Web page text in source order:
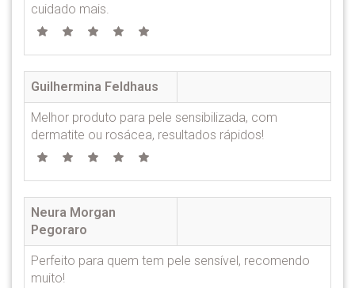
cuidado mais.
Guilhermina Feldhaus
Melhor produto para pele sensibilizada, com
dermatite ou rosácea, resultados rápidos!
Neura Morgan
Pegoraro
Perfeito para quem tem pele sensível, recomendo
muito!